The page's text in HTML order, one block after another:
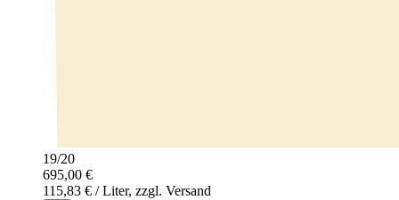
19/20
695,00 €
115,83 € / Liter, zzgl. Versand